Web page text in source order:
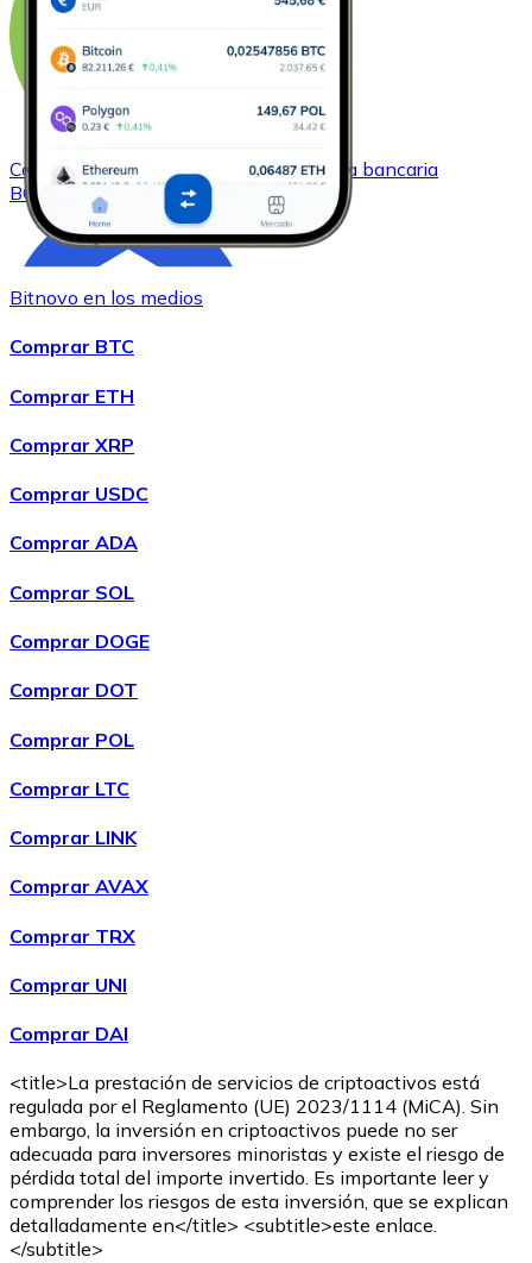
ComprarBitcoin Cashcon transferencia bancaria
BCH
ComprarChainlink
LINK
ComprarWrapped Bitcoin
ComprarAvalanche
Bitnovo en los medios
Comprar BTC
Comprar ETH
Comprar XRP
Comprar USDC
Comprar ADA
Comprar SOL
Comprar DOGE
Comprar DOT
Comprar POL
Comprar LTC
Comprar LINK
Comprar AVAX
Comprar TRX
Comprar UNI
Comprar DAI
<title>La prestación de servicios de criptoactivos está
regulada por el Reglamento (UE) 2023/1114 (MiCA). Sin
embargo, la inversión en criptoactivos puede no ser
adecuada para inversores minoristas y existe el riesgo de
pérdida total del importe invertido. Es importante leer y
comprender los riesgos de esta inversión, que se explican
detalladamente en</title> <subtitle>este enlace.
</subtitle>